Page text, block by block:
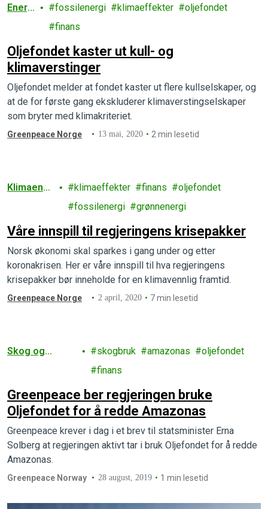
Energ
fossilenergi klimaeffekter
oljefondet
finans
Oljefondet kaster ut kull- og
klimaverstinger
Oljefondet melder at fondet kaster ut flere kullselskaper, og
at de for første gang ekskluderer klimaverstingselskaper
som bryter med klimakriteriet.
Greenpeace Norge 13 mai, 2020 2 min lesetid
Klimaendri
klimaeffekter finans
oljefondet
fossilenergi
grønnenergi
Våre innspill til regjeringens krisepakker
Norsk økonomi skal sparkes i gang under og etter
koronakrisen. Her er våre innspill til hva regjeringens
krisepakker bør inneholde for en klimavennlig framtid.
Greenpeace Norge 2 april, 2020 7 min lesetid
Skog og
skogbruk amazonas
oljefondet
finans
Greenpeace ber regjeringen bruke
Oljefondet for å redde Amazonas
Greenpeace krever i dag i et brev til statsminister Erna
Solberg at regjeringen aktivt tar i bruk Oljefondet for å redde
Amazonas.
Greenpeace Norway 28 august, 2019 1 min lesetid